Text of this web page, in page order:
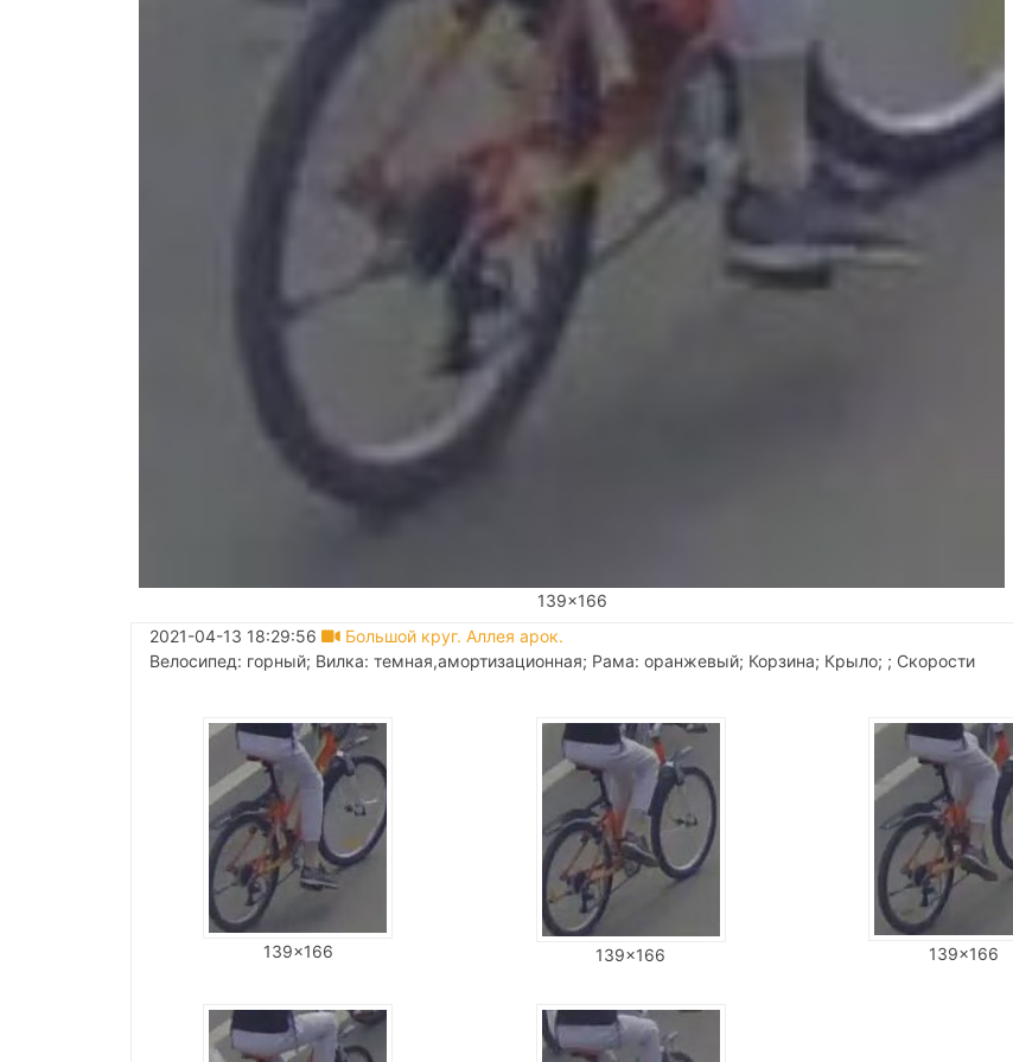
139x166
2021-04-13 18:29:56
Большой круг. Аллея арок.
Велосипед: горный; Вилка: темная,амортизационная; Рама: оранжевый; Корзина; Крыло; ; Скорости
139x166 139x166
139x166